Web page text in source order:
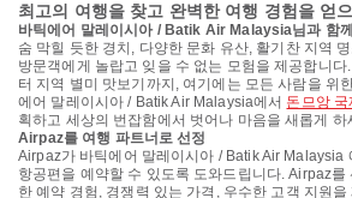
최고의 여행을 찾고 완벽한 여행 경험을 얻
바틱에어 말레이시아 / Batik Air Malaysia님과 함께
숨 막힐 듯한 경치, 다양한 문화 유산, 활기찬 지역
방문객에게 놀랍고 잊을 수 없는 모험을 제공합니
터 지역 별미 맛보기까지, 여기에는 모든 사람을 위
에어 말레이시아 / Batik Air Malaysia에서 돈므앙 국
획하고 세상의 번잡함에서 벗어나 마음을 새롭게 하
Airpaz를 여행 파트너로 선정
Airpaz가 바틱에어 말레이시아 / Batik Air Malaysia
항공편을 예약할 수 있도록 도와드립니다. Airpaz를
한 예약 경험, 경쟁력 있는 가격, 우수한 고객 지원